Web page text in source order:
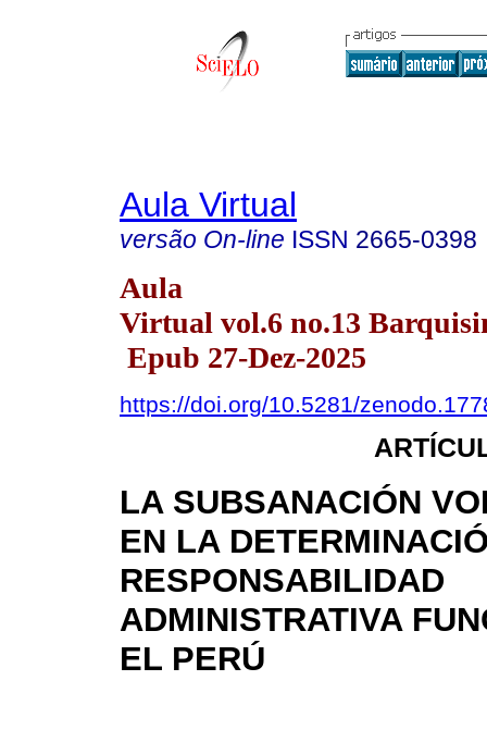
Aula Virtual
versão On-line ISSN 2665-0398
Aula
Virtual vol.6 no.13
Epub 27-Dez-2025
https://doi.org/10.5281/
LA SUBSANACIÓN
EN LA
RESPONSABILIDAD
ADMINISTRATIVA
EL PERÚ